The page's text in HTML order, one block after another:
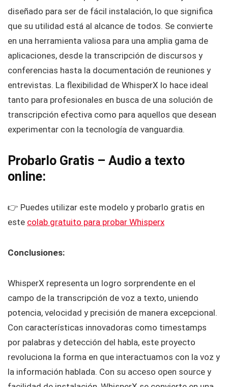
diseñado para ser de fácil instalación, lo que significa
que su utilidad está al alcance de todos. Se convierte
en una herramienta valiosa para una amplia gama de
aplicaciones, desde la transcripción de discursos y
conferencias hasta la documentación de reuniones y
entrevistas. La flexibilidad de WhisperX lo hace ideal
tanto para profesionales en busca de una solución de
transcripción efectiva como para aquellos que desean
experimentar con la tecnología de vanguardia.
Probarlo Gratis – Audio a texto
online:
👉 Puedes utilizar este modelo y probarlo gratis en
este colab gratuito para probar Whisperx
Conclusiones:
WhisperX representa un logro sorprendente en el
campo de la transcripción de voz a texto, uniendo
potencia, velocidad y precisión de manera excepcional.
Con características innovadoras como timestamps
por palabras y detección del habla, este proyecto
revoluciona la forma en que interactuamos con la voz y
la información hablada. Con su acceso open source y